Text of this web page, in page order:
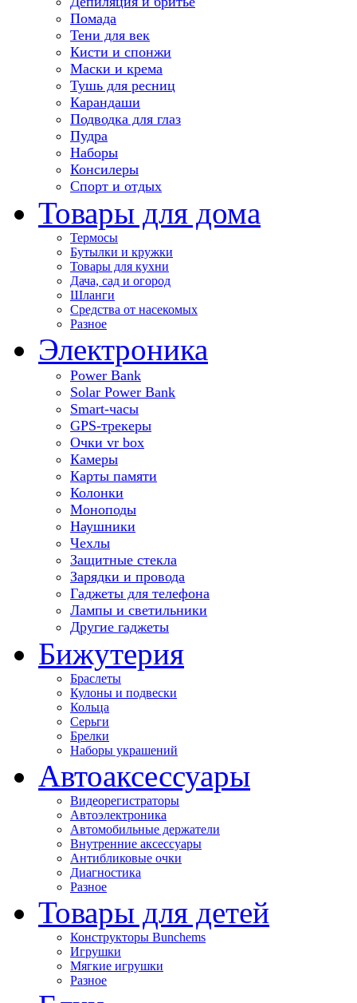
Помада
Тени для век
Кисти и спонжи
Маски и крема
Тушь для ресниц
Карандаши
Подводка для глаз
Пудра
Наборы
Консилеры
Спорт и отдых
Товары для дома
Термосы
Бутылки и кружки
Товары для кухни
Дача, сад и огород
Шланги
Средства от насекомых
Разное
Электроника
Power Bank
Solar Power Bank
Smart-часы
GPS-трекеры
Очки vr box
Камеры
Карты памяти
Колонки
Моноподы
Наушники
Чехлы
Защитные стекла
Зарядки и провода
Гаджеты для телефона
Лампы и светильники
Другие гаджеты
Бижутерия
Браслеты
Кулоны и подвески
Кольца
Серьги
Брелки
Наборы украшений
Автоаксессуары
Видеорегистраторы
Автоэлектроника
Автомобильные держатели
Внутренние аксессуары
Антибликовые очки
Диагностика
Разное
Товары для детей
Конструкторы Bunchems
Игрушки
Мягкие игрушки
Разное